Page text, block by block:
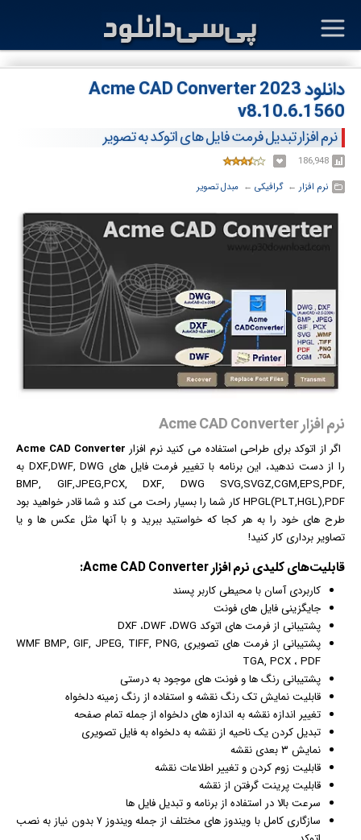
دانلود Acme CAD Converter 2023
v8.10.6.1560
نرم افزار تبدیل فرمت فایل های اتوکد به تصویر
186,948
نرم افزار ← ‏گرافیکی ← ‏ مبدل تصویر
نرم افزار Acme CAD Converter
اگر از اتوکد برای طراحی استفاده می کنیدنرم افزار Acme CAD Converter
را از دست ندهید، این برنامه با تغییر فرمت فایل های DXF,DWF, DWG به
BMP, GIF,JPEG,PCX, DXF, DWG SVG,SVGZ,CGM,EPS,PDF,
HPGL(PLT,HGL),PDF کار شما را بسیار راحت می کند و شما قادر خواهید بود
طرح های خود را به هر کجا که خواستید ببرید و با آنها مثل عکس ها و یا
تصاویر برداری کار کنید!
قابلیت‌های کلیدی نرم افزار
کاربردی آسان با محیطی کاربر پسند
جایگزینی فایل های فونت
پشتیبانی از فرمت های اتوکد DXF ،DWF ،DWG
پشتیبانی از فرمت های تصویری WMF BMP, GIF, JPEG, TIFF, PNG,
TGA, PCX ، PDF
پشتیبانی رنگ ها و فونت های موجود به درستی
قابلیت نمایش تک رنگ نقشه و استفاده از رنگ زمینه دلخواه
تغییر اندازه نقشه به اندازه های دلخواه از جمله تمام صفحه
تبدیل کردن یک ناحیه از نقشه به دلخواه به فایل تصویری
نمایش ۳ بعدی نقشه
قابلیت زوم کردن و تغییر اطلاعات نقشه
قابلیت پرینت گرفتن از نقشه
سرعت بالا در استفاده از برنامه و تبدیل فایل ها
سازگاری کامل با ویندوز
های مختلف از جمله ویندوز ۷ بدون نیاز به نصب